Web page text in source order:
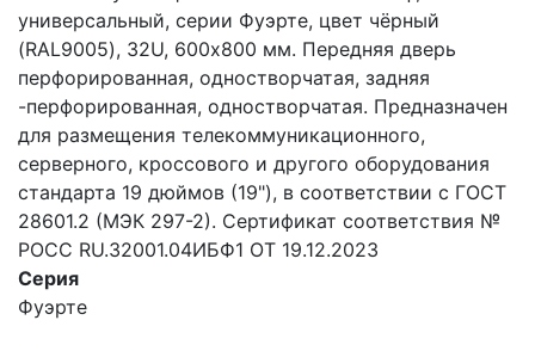
универсальный, серии Фуэрте, цвет чёрный
(RAL9005), 32U, 600х800 мм. Передняя дверь
перфорированная, одностворчатая, задняя
-перфорированная, одностворчатая. Предназначен
для размещения телекоммуникационного,
серверного, кроссового и другого оборудования
стандарта 19 дюймов (19"), в соответствии с ГОСТ
28601.2 (МЭК 297-2). Сертификат соответствия №
РОСС RU.32001.04ИБФ1 ОТ 19.12.2023
Серия
Фуэрте